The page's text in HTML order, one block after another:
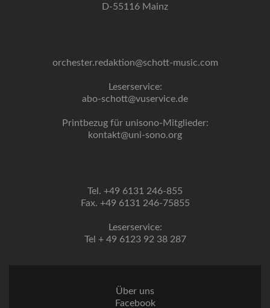
D-55116 Mainz
orchester.redaktion@schott-music.com
Leserservice:
abo-schott@vuservice.de
Printbezug für unisono-Mitglieder:
kontakt@uni-sono.org
Tel. +49 6131 246-855
Fax. +49 6131 246-75855
Leserservice:
Tel + 49 6123 92 38 287
Über uns
Facebook